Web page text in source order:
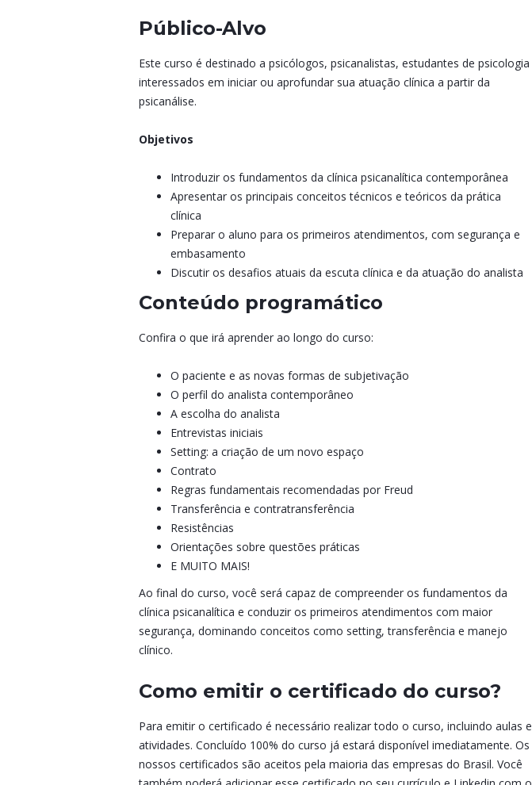
Público-Alvo
Este curso é destinado a psicólogos, psicanalistas, estudantes de psicologia
interessados em iniciar ou aprofundar sua atuação clínica a partir da
psicanálise.
Objetivos
Introduzir os fundamentos da clínica psicanalítica contemporânea
Apresentar os principais conceitos técnicos e teóricos da prática
clínica
Preparar o aluno para os primeiros atendimentos, com segurança e
embasamento
Discutir os desafios atuais da escuta clínica e da atuação do analista
Conteúdo programático
Confira o que irá aprender ao longo do curso:
O paciente e as novas formas de subjetivação
O perfil do analista contemporâneo
A escolha do analista
Entrevistas iniciais
Setting: a criação de um novo espaço
Contrato
Regras fundamentais recomendadas por Freud
Transferência e contratransferência
Resistências
Orientações sobre questões práticas
E MUITO MAIS!
Ao final do curso, você será capaz de compreender os fundamentos da
clínica psicanalítica e conduzir os primeiros atendimentos com maior
segurança, dominando conceitos como setting, transferência e manejo
clínico.
Como emitir o certificado do curso?
Para emitir o certificado é necessário realizar todo o curso, incluindo aulas e
atividades. Concluído 100% do curso já estará disponível imediatamente. Os
nossos certificados são aceitos pela maioria das empresas do Brasil. Você